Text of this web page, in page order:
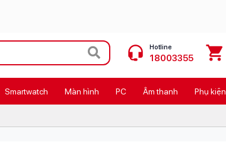
Galaxy Z8 Series
Hotline
18003355
Smartwatch Màn hình PC Âm thanh Phụ kiện